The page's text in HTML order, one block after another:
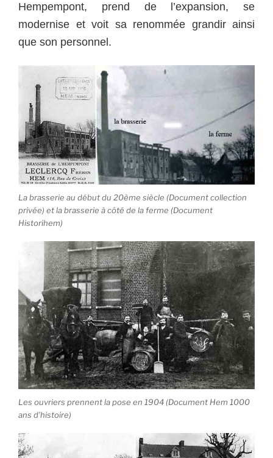
Hempempont, prend de l’expansion, se
modernise et voit sa renommée grandir ainsi
que son personnel.
La brasserie au début du 20ème siècle (Document collection
privée) et la brasserie à côté de la ferme (Document
Historihem)
Les ouvriers prennent la pose en 1904 (Document Hem 1000
ans d’histoire)